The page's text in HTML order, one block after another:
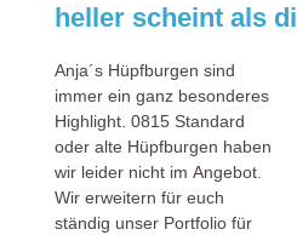
heller scheint als
Anja´s Hüpfburgen sind
immer ein ganz besonderes
Highlight. 0815 Standard
oder alte Hüpfburgen haben
wir leider nicht im Angebot.
Wir erweitern für euch
ständig unser Portfolio für